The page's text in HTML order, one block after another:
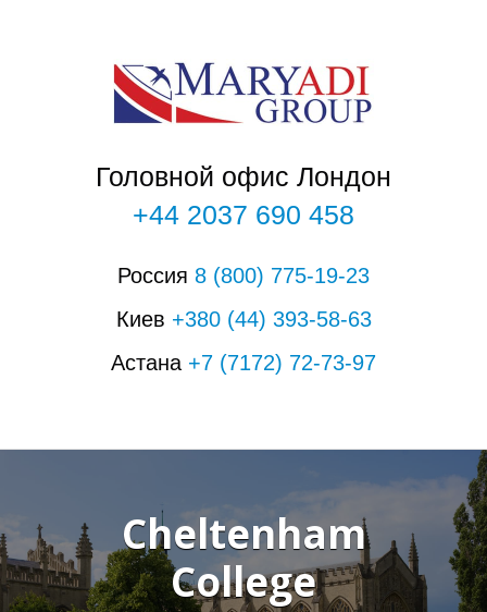
Головной офис Лондон
+44 2037 690 458
Россия 8 (800) 775-19-23
Киев +380 (44) 393-58-63
Астана +7 (7172) 72-73-97
Cheltenham
College
О